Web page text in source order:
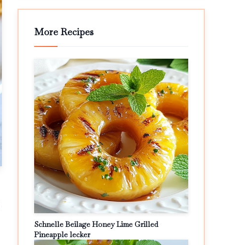
More Recipes
Schnelle Beilage Honey Lime Grilled
Pineapple lecker